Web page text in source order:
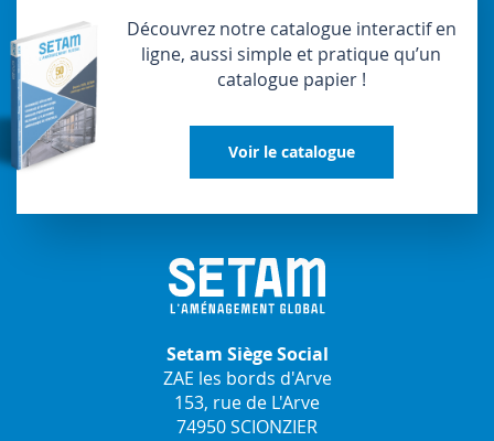
Découvrez notre catalogue interactif en
ligne, aussi simple et pratique qu’un
catalogue papier !
Voir le catalogue
Setam Siège Social
ZAE les bords d'Arve
153, rue de L'Arve
74950 SCIONZIER